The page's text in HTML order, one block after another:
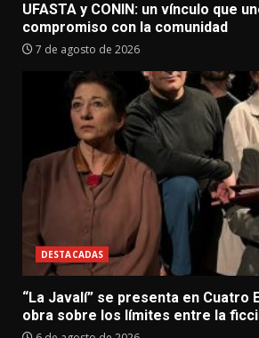
UFASTA y CONIN: un vínculo que
compromiso con la comunidad
7 de agosto de 2026
DESTACADAS
“La Javalí” se presenta en Cuatro
obra sobre los límites entre la